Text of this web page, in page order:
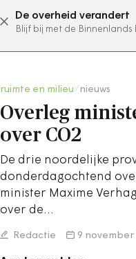
De overheid verandert
Blijf bij met de Binnenlands
ruimte en milieu nieuws
Overleg
over CO2
De drie noordelijke
donderdagochtend
minister Maxime
over de…
Redactie 9 november